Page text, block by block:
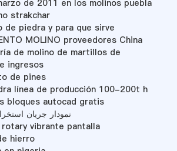
de 2011 en los molinos puebla
strakchar
de piedra y para que sirve
MOLINO proveedores China
de molino de martillos de
ingresos
de pines
línea de producción 100-200t h
bloques autocad gratis
نمودار جریان
vibrante pantalla
hierro